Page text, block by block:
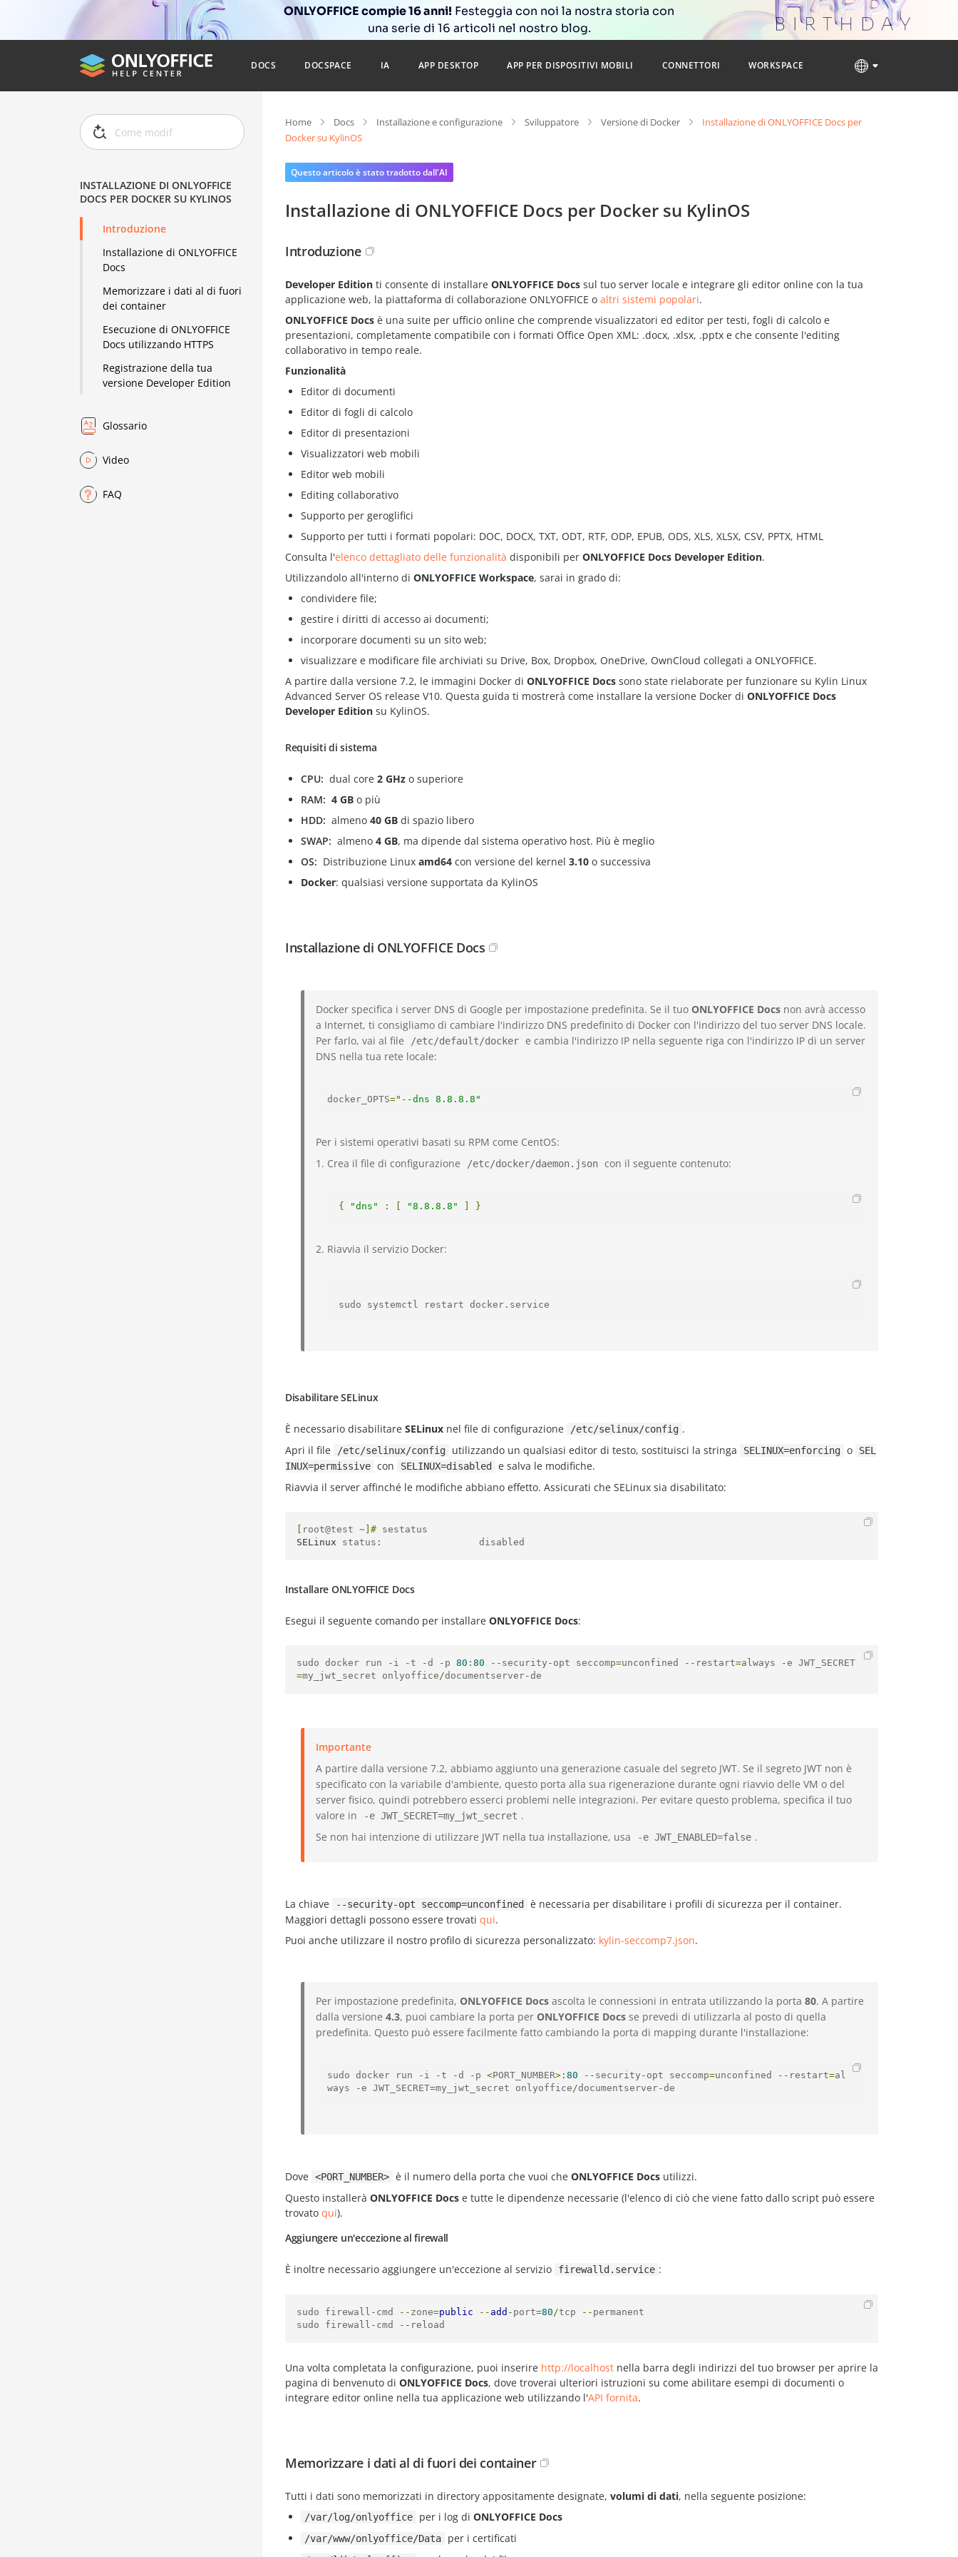
ONLYOFFICE compie 16 anni! Festeggia con noi la nostra storia con
una serie di 16 articoli nel nostro blog.
DOCS DOCSPACE IA APP DESKTOP APP PER DISPOSITIVI MOBILI CONNETTORI WORKSPACE
INSTALLAZIONE DI ONLYOFFICE
DOCS PER DOCKER SU KYLINOS
Introduzione
Installazione di ONLYOFFICE
Docs
Memorizzare i dati al di fuori
dei container
Esecuzione di ONLYOFFICE
Docs utilizzando HTTPS
Registrazione della tua
versione Developer Edition
Glossario
Video
FAQ
Home Docs Installazione e configurazione Sviluppatore Versione di Docker
Installazione di ONLYOFFICE Docs per
Docker su KylinOS
Questo articolo è stato tradotto dall'AI
Installazione di ONLYOFFICE Docs per Docker su KylinOS
Introduzione
Developer Edition ti consente di installare ONLYOFFICE Docs sul tuo server locale e integrare gli editor online con la tua
applicazione web, la piattaforma di collaborazione ONLYOFFICE o altri sistemi popolari.
ONLYOFFICE Docs è una suite per ufficio online che comprende visualizzatori ed editor per testi, fogli di calcolo e
presentazioni, completamente compatibile con i formati Office Open XML: .docx, .xlsx, .pptx e che consente l'editing
collaborativo in tempo reale.
Funzionalità
Editor di documenti
Editor di fogli di calcolo
Editor di presentazioni
Visualizzatori web mobili
Editor web mobili
Editing collaborativo
Supporto per geroglifici
Supporto per tutti i formati popolari: DOC, DOCX, TXT, ODT, RTF, ODP, EPUB, ODS, XLS, XLSX, CSV, PPTX, HTML
Consulta l'elenco dettagliato delle funzionalità disponibili per ONLYOFFICE Docs Developer Edition.
Utilizzandolo all'interno di ONLYOFFICE Workspace, sarai in grado di:
condividere file;
gestire i diritti di accesso ai documenti;
incorporare documenti su un sito web;
visualizzare e modificare file archiviati su Drive, Box, Dropbox, OneDrive, OwnCloud collegati a ONLYOFFICE.
A partire dalla versione 7.2, le immagini Docker di ONLYOFFICE Docs sono state rielaborate per funzionare su Kylin Linux
Advanced Server OS release V10. Questa guida ti mostrerà come installare la versione Docker di ONLYOFFICE Docs
Developer Edition su KylinOS.
Requisiti di sistema
CPU dual core 2 GHz o superiore
RAM
4 GB o più
HDD
almeno 40 GB di spazio libero
SWAP
almeno 4 GB, ma dipende dal sistema operativo host. Più è meglio
OS
Distribuzione Linux amd64 con versione del kernel 3.10 o successiva
Docker: qualsiasi versione supportata da KylinOS
Installazione di ONLYOFFICE Docs
Docker specifica i server DNS di Google per impostazione predefinita. Se il tuo ONLYOFFICE Docs non avrà accesso
a Internet, ti consigliamo di cambiare l'indirizzo DNS predefinito di Docker con l'indirizzo del tuo server DNS locale.
Per farlo, vai al file
/etc/default/docker e cambia l'indirizzo IP nella seguente riga con l'indirizzo IP di un server
DNS nella tua rete locale:
docker_OPTS="--dns 8.8.8.8"
Per i sistemi operativi basati su RPM come CentOS:
Crea il file di configurazione
/etc/docker/daemon.json con il seguente contenuto:
{ "dns" : "8.8.8.8" }
Riavvia il servizio Docker:
sudo systemctl restart docker . service
Disabilitare SELinux
È necessario disabilitare SELinux nel file di configurazione /etc/selinux/config .
Apri il file
/etc/selinux/config utilizzando un qualsiasi editor di testo, sostituisci la stringa SELINUX=enforcing o
SEL
INUX=permissive con SELINUX=disabled
e salva le modifiche.
Riavvia il server affinché le modifiche abbiano effetto. Assicurati che SELinux sia disabilitato:
root@test ~]#
SELinux status :
                 disabled
Installare ONLYOFFICE Docs
Esegui il seguente comando per installare ONLYOFFICE Docs:
sudo docker run - i -t -d - p 80 : 80 -- security - opt seccomp=unconfined -- restart=always -e JWT_SECRET
=my_jwt_secret onlyoffice/documentserver-de
Importante
A partire dalla versione 7.2, abbiamo aggiunto una generazione casuale del segreto JWT. Se il segreto JWT non è
specificato con la variabile d'ambiente, questo porta alla sua rigenerazione durante ogni riavvio delle VM o del
server fisico, quindi potrebbero esserci problemi nelle integrazioni. Per evitare questo problema, specifica il tuo
valore in
-e JWT_SECRET=my_jwt_secret .
Se non hai intenzione di utilizzare JWT nella tua installazione, usa
-e JWT_ENABLED=false .
La chiave --security-opt seccomp=unconfined
è necessaria per disabilitare i profili di sicurezza per il container.
Maggiori dettagli possono essere trovati qui.
Puoi anche utilizzare il nostro profilo di sicurezza personalizzato: kylin-seccomp7.json.
Per impostazione predefinita, ONLYOFFICE Docs ascolta le connessioni in entrata utilizzando la porta 80. A partire
dalla versione 4.3, puoi cambiare la porta per ONLYOFFICE Docs se prevedi di utilizzarla al posto di quella
predefinita. Questo può essere facilmente fatto cambiando la porta di mapping durante l'installazione:
sudo docker run - i -t -d - p <PORT_NUMBER>: 80 -- security - opt seccomp=unconfined -- restart=al
ways
-e JWT_SECRET=my_jwt_secret onlyoffice/documentserver-de
Dove <PORT_NUMBER> è il numero della porta che vuoi che ONLYOFFICE Docs utilizzi.
Questo installerà ONLYOFFICE Docs e tutte le dipendenze necessarie (l'elenco di ciò che viene fatto dallo script può essere
trovato qui).
Aggiungere un'eccezione al firewall
È inoltre necessario aggiungere un'eccezione al servizio firewalld.service :
sudo firewall - cmd -- zone=public -- add - port=80/tcp -- permanent
sudo firewall - cmd -- reload
Una volta completata la configurazione, puoi inserire http://localhost nella barra degli indirizzi del tuo browser per aprire la
pagina di benvenuto di ONLYOFFICE Docs, dove troverai ulteriori istruzioni su come abilitare esempi di documenti o
integrare editor online nella tua applicazione web utilizzando l'API fornita.
Memorizzare i dati al di fuori dei container
Tutti i dati sono memorizzati in directory appositamente designate, volumi di dati, nella seguente posizione:
/var/log/onlyoffice per i log di ONLYOFFICE Docs
/var/www/onlyoffice/Data per i certificati